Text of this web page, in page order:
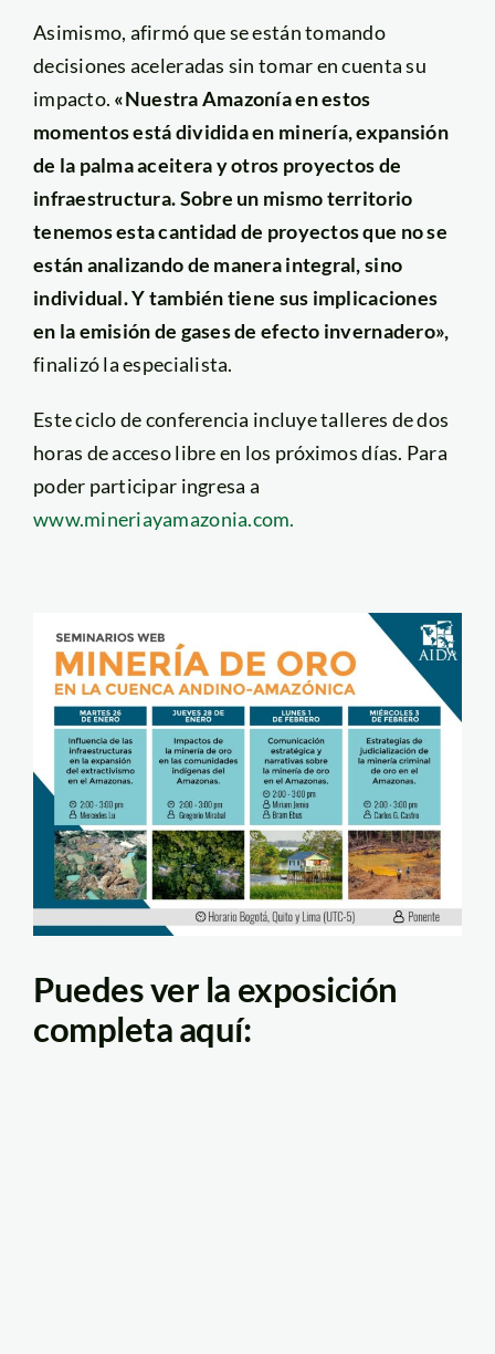
Asimismo, afirmó que se están tomando
decisiones aceleradas sin tomar en cuenta su
impacto. «Nuestra Amazonía en estos
momentos está dividida en minería, expansión
de la palma aceitera y otros proyectos de
infraestructura. Sobre un mismo territorio
tenemos esta cantidad de proyectos que no se
están analizando de manera integral, sino
individual. Y también tiene sus implicaciones
en la emisión de gases de efecto invernadero»,
finalizó la especialista.
Este ciclo de conferencia incluye talleres de dos
horas de acceso libre en los próximos días. Para
poder participar ingresa a
www.mineriayamazonia.com.
Puedes ver la exposición
completa aquí: